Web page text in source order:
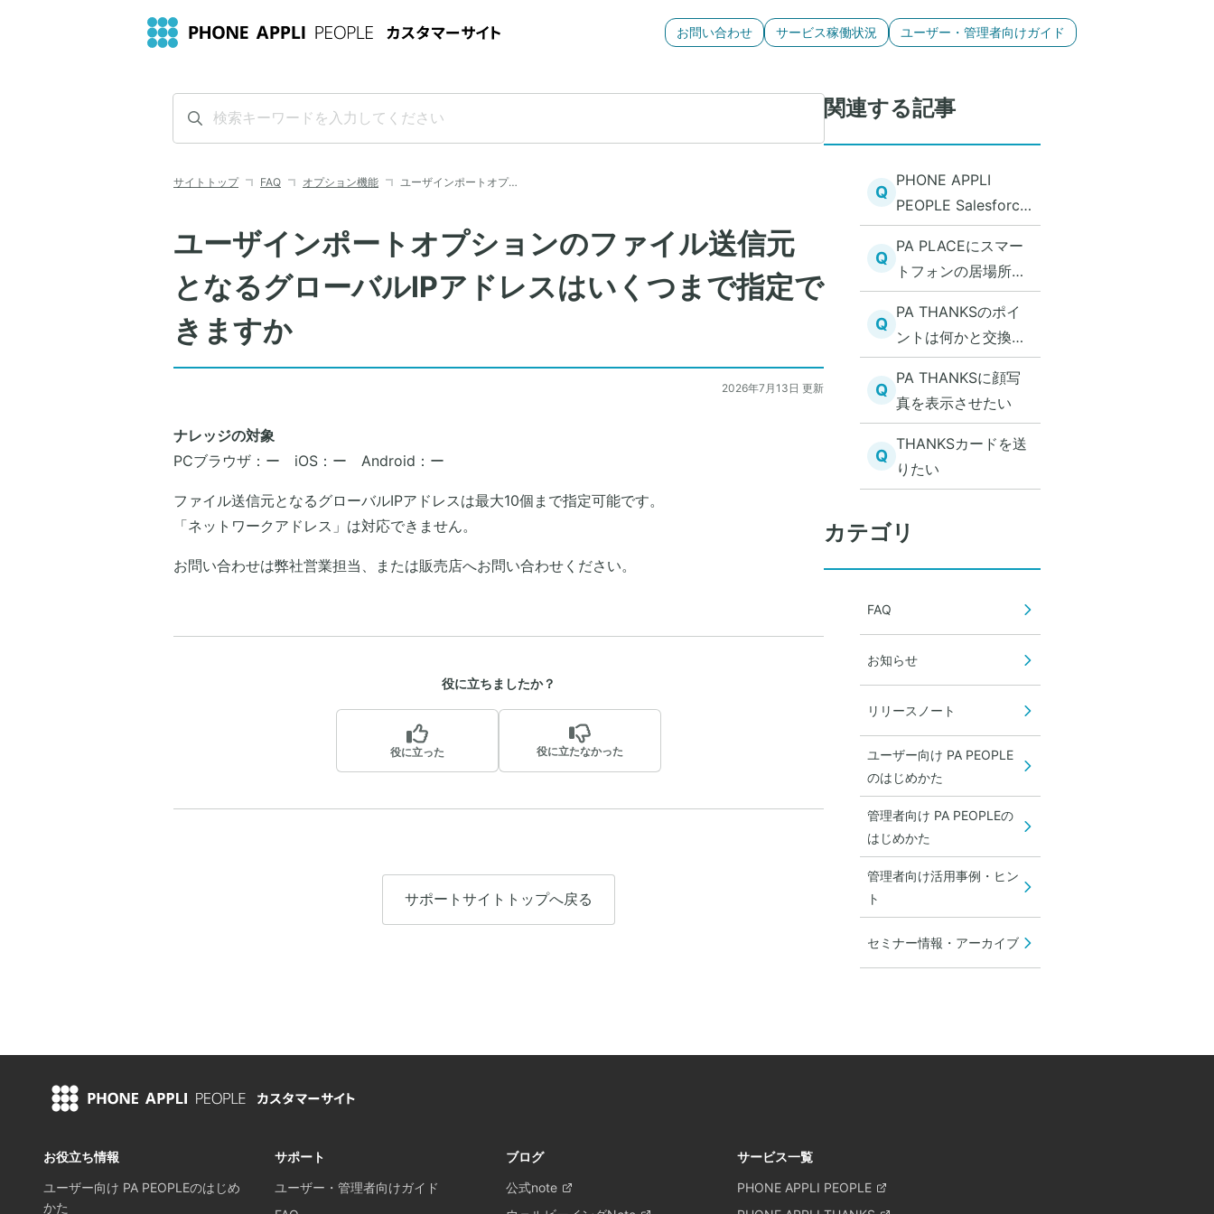
お問い合わせ サービス稼働状況 ユーザー・管理者向けガイド
サイトトップ FAQ オプション機能 ユーザインポートオプ…
ユーザインポートオプションのファイル送信元
となるグローバルIPアドレスはいくつまで指定で
きますか
2026年7月13日 更新
ナレッジの対象
PCブラウザ：ー iOS：ー Android：ー
ファイル送信元となるグローバルIPアドレスは最大10個まで指定可能です。
「ネットワークアドレス」は対応できません。
​お問い合わせは弊社営業担当、または販売店へお問い合わせください。
役に立ちましたか？
役に立った 役に立たなかった
サポートサイトトップへ戻る
関連する記事
Q
PHONE APPLI
PEOPLE Salesforce
連携オプション イ
ンストールURL
Q
PA PLACEにスマー
トフォンの居場所情
報のみ表示されなく
なることがある
Q
PA THANKSのポイ
ントは何かと交換で
きるか
Q
PA THANKSに顔写
真を表示させたい
Q
THANKSカードを送
りたい
カテゴリ
FAQ
お知らせ
リリースノート
ユーザー向け PA PEOPLE
のはじめかた
管理者向け PA PEOPLEの
はじめかた
管理者向け活用事例・ヒン
ト
セミナー情報・アーカイブ
お役立ち情報
ユーザー向け PA PEOPLEのはじめ
かた
サポート
ユーザー・管理者向けガイド
ブログ
公式note
サービス一覧
PHONE APPLI PEOPLE